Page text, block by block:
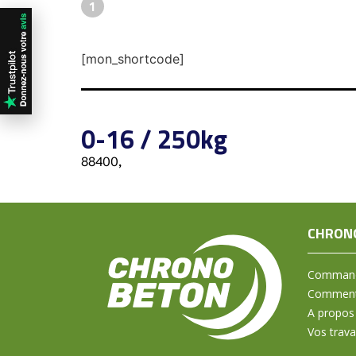
1
[mon_shortcode]
0-16 / 250kg
88400,
A propos
Vos